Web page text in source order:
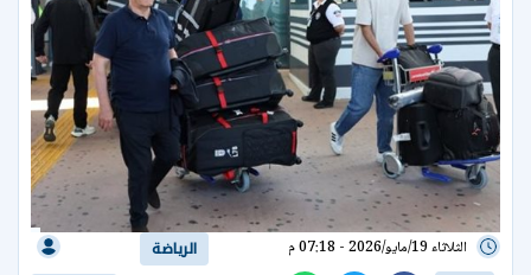
الثلاثاء 19/مايو/2026 - 07:18 م الرياضة